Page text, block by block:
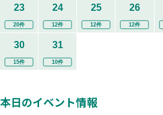
23
20件
24
12件
25
12件
26
12件
30
15件
31
10件
本日のイベント情報